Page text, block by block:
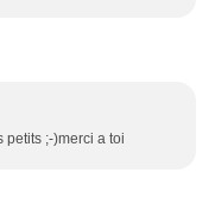
petits ;-)merci a toi